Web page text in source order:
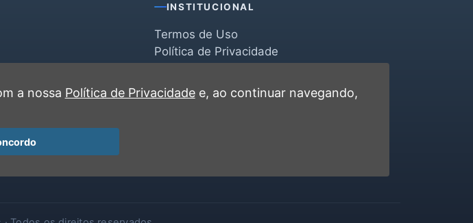
INSTITUCIONAL
Termos de Uso
Política de Privacidade
Contato
a nossa Política de Privacidadee, ao continuar navegando,